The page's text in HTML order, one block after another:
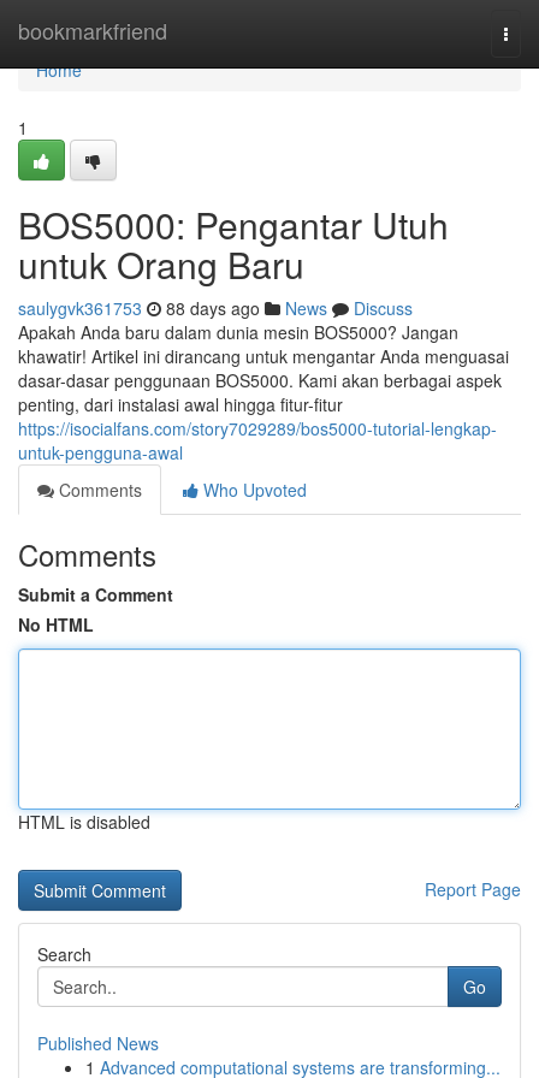
bookmarkfriend
Home
Home
1
BOS5000: Pengantar Utuh
untuk Orang Baru
saulygvk361753 88 days ago News
Discuss
Apakah Anda baru dalam dunia mesin BOS5000? Jangan
khawatir! Artikel ini dirancang untuk mengantar Anda menguasai
dasar-dasar penggunaan BOS5000. Kami akan berbagai aspek
penting, dari instalasi awal hingga fitur-fitur
https://isocialfans.com/story7029289/bos5000-tutorial-lengkap-
untuk-pengguna-awal
Comments
Who Upvoted
Comments
Submit a Comment
No HTML
HTML is disabled
Report Page
Search
Go
Published News
1 Advanced computational systems are transforming...